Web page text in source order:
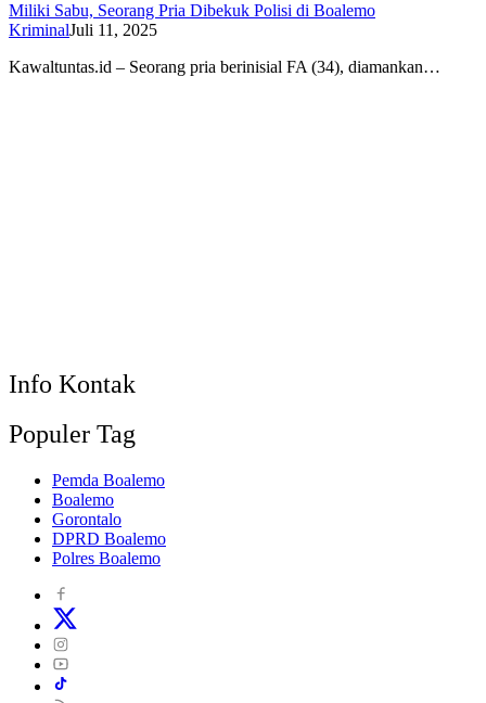
Miliki Sabu, Seorang Pria Dibekuk Polisi di Boalemo
KriminalJuli 11, 2025
Kawaltuntas.id – Seorang pria berinisial FA (34), diamankan…
Info Kontak
Populer Tag
Pemda Boalemo
Boalemo
Gorontalo
DPRD Boalemo
Polres Boalemo